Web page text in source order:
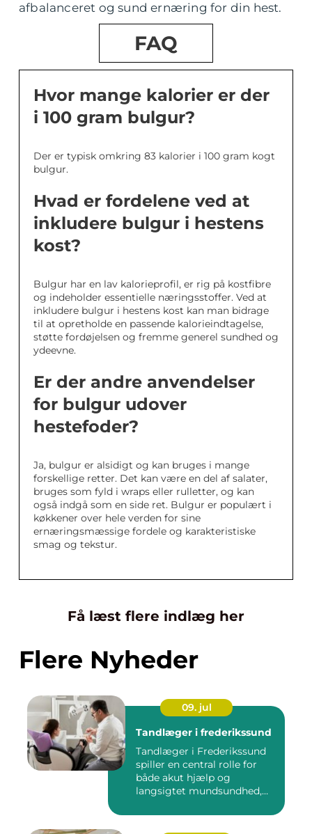
afbalanceret og sund ernæring for din hest.
FAQ
Hvor mange kalorier er der
i 100 gram bulgur?
Der er typisk omkring 83 kalorier i 100 gram kogt
bulgur.
Hvad er fordelene ved at
inkludere bulgur i hestens
kost?
Bulgur har en lav kalorieprofil, er rig på kostfibre
og indeholder essentielle næringsstoffer. Ved at
inkludere bulgur i hestens kost kan man bidrage
til at opretholde en passende kalorieindtagelse,
støtte fordøjelsen og fremme generel sundhed og
ydeevne.
Er der andre anvendelser
for bulgur udover
hestefoder?
Ja, bulgur er alsidigt og kan bruges i mange
forskellige retter. Det kan være en del af salater,
bruges som fyld i wraps eller rulletter, og kan
også indgå som en side ret. Bulgur er populært i
køkkener over hele verden for sine
ernæringsmæssige fordele og karakteristiske
smag og tekstur.
Få læst flere indlæg her
Flere Nyheder
09. jul
Tandlæger i frederikssund
Tandlæger i Frederikssund
spiller en central rolle for
både akut hjælp og
langsigtet mundsundhed,